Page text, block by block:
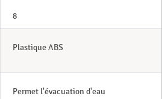
8
Plastique ABS
Permet l'évacuation d'eau